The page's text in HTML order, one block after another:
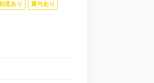
度あり 賞与あり